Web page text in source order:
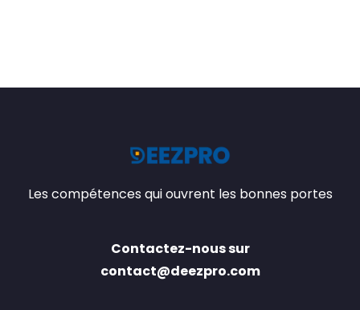
Les compétences qui ouvrent les bonnes portes
Contactez-nous sur
contact@deezpro.com